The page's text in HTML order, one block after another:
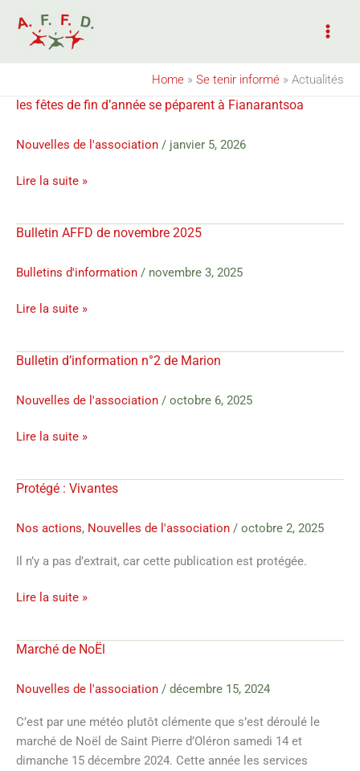
contenu
Home » Se tenir informé » Actualités
les fêtes de fin d’année se péparent à Fianarantsoa
Nouvelles de l'association / janvier 5, 2026
les
de
d’année
péparent
à
Lire la suite »
Bulletin AFFD de novembre 2025
Bulletins d'information / novembre 3, 2025
Bulletin
de
2025
Lire la suite »
Bulletin d’information n°2 de Marion
Nouvelles de l'association / octobre 6, 2025
Bulletin
n°2
Marion
Lire la suite »
Protégé : Vivantes
Nos actions, Nouvelles de l'association / octobre 2, 2025
Il n’y a pas d’extrait, car cette publication est protégée.
Protégé :
Lire la suite »
Marché de NoËl
Nouvelles de l'association / décembre 15, 2024
C’est par une météo plutôt clémente que s’est déroulé le
marché de Noël de Saint Pierre d’Oléron samedi 14 et
dimanche 15 décembre 2024. Cette année les services
Marché
NoËl